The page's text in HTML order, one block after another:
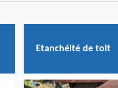
Etanchéité de toit